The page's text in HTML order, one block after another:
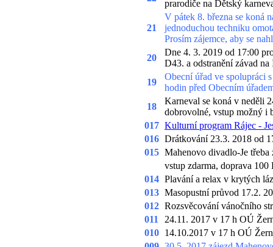
prarodiče na Dětský
21
V pátek 8. března se koná
jednoduchou techniku
Prosím zájemce, aby se
20
Dne 4. 3. 2019 od 17:00
D43. a odstranění závad na
19
Obecní úřad ve spolupráci
hodin před Obecním
18
Karneval se koná v neděli
dobrovolné, vstup možný i
017 Kulturní program Rájec -
016 Drátkování 23.3. 2018 od
015 Mahenovo divadlo-Je
vstup zdarma, doprava
014 Plavání a relax v krytých
013 Masopustní průvod 17.2.
012 Rozsvěcování vánočního
011
24.11. 2017 v 17 h OÚ
010
14.10.2017 v 17 h OÚ